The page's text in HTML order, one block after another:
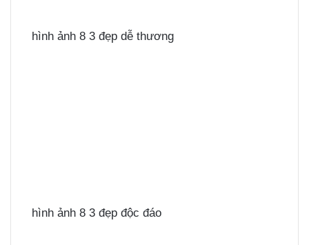
hình ảnh 8 3 đẹp dễ thương
hình ảnh 8 3 đẹp độc đáo